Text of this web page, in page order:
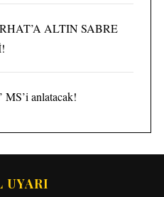
ALTIN SABRE
MS’i anlatacak!
UYARI